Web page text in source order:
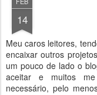
14
Meu caros leitores,
encaixar outros
um pouco de lado o
aceitar e muitos
necessário, pelo